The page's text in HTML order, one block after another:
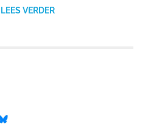
LEES VERDER